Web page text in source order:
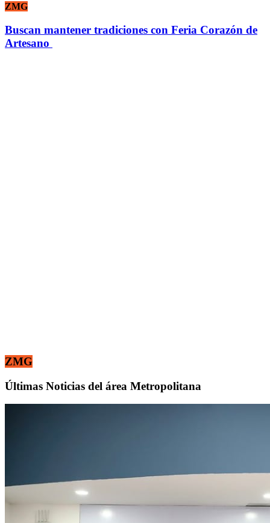
ZMG
Buscan mantener tradiciones con Feria Corazón de
Artesano
ZMG
Últimas Noticias del área Metropolitana